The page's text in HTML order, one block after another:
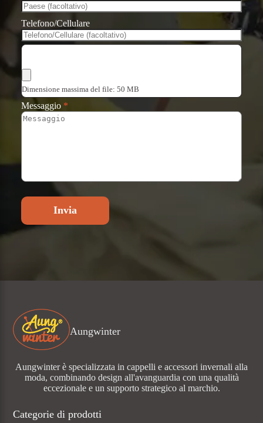
Telefono/Cellulare
Dimensione massima del file: 50 MB
Messaggio *
Invia
Aungwinter
Aungwinter è specializzata in cappelli e accessori invernali alla
moda, combinando design all'avanguardia con una qualità
eccezionale e un supporto strategico al marchio.
Categorie di prodotti